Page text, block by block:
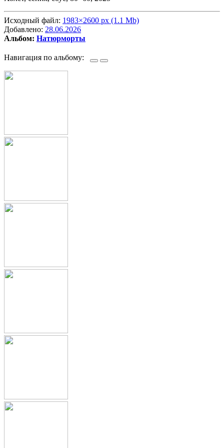
Исходный файл: 1983×2600 px (1.1 Mb)
Добавлено: 28.06.2026
Альбом: Натюрморты
Навигация по альбому: